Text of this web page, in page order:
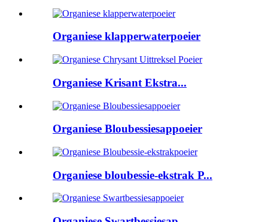
Organiese klapperwaterpoeier
Organiese Krisant Ekstra...
Organiese Bloubessiesappoeier
Organiese bloubessie-ekstrak P...